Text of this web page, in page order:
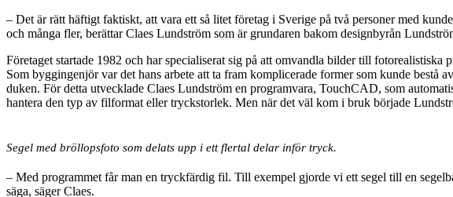
– Det är rätt häftigt faktiskt, att vara ett så litet företag i Sverige på två personer med
och många fler, berättar Claes Lundström som är grundaren bakom designbyrån
Företaget startade 1982 och har specialiserat sig på att omvandla bilder till
Som byggingenjör var det hans arbete att ta fram komplicerade former som kunde bestå
duken. För detta utvecklade Claes Lundström en programvara, TouchCAD, som
hantera den typ av filformat eller tryckstorlek. Men när det väl kom i bruk började
Segel med bröllopsfoto som delats upp i ett flertal delar inför tryck.
– Med programmet får man en tryckfärdig fil. Till exempel gjorde vi ett segel till en
säga, säger Claes.